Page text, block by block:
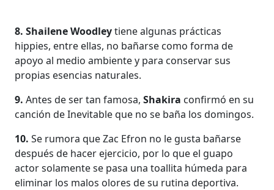
8. Shailene Woodleytiene algunas prácticas
hippies, entre ellas, no bañarse como forma de
apoyo al medio ambiente y para conservar sus
propias esencias naturales.
9.Antes de ser tan famosa,Shakira confirmó en su
canción de Inevitable que no se baña los domingos.
10.Se rumora que Zac Efron no le gusta bañarse
después de hacer ejercicio, por lo que el guapo
actor solamente se pasa una toallita húmeda para
eliminar los malos olores de su rutina deportiva.